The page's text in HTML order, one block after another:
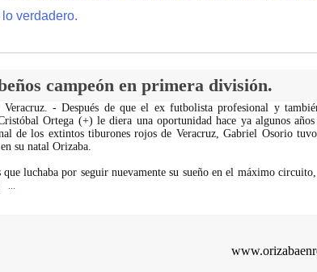
verdadero.
campeón en primera división.
Veracruz. - Después de que el ex futbolista profesional y
Ortega (+) le diera una oportunidad hace ya algunos
de los extintos tiburones rojos de Veracruz, Gabriel Osorio
su natal Orizaba.
que luchaba por seguir nuevamente su sueño en el máximo